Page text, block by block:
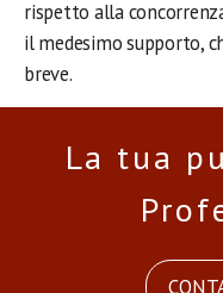
rispetto alla
il medesimo supporto,
breve.
La tua